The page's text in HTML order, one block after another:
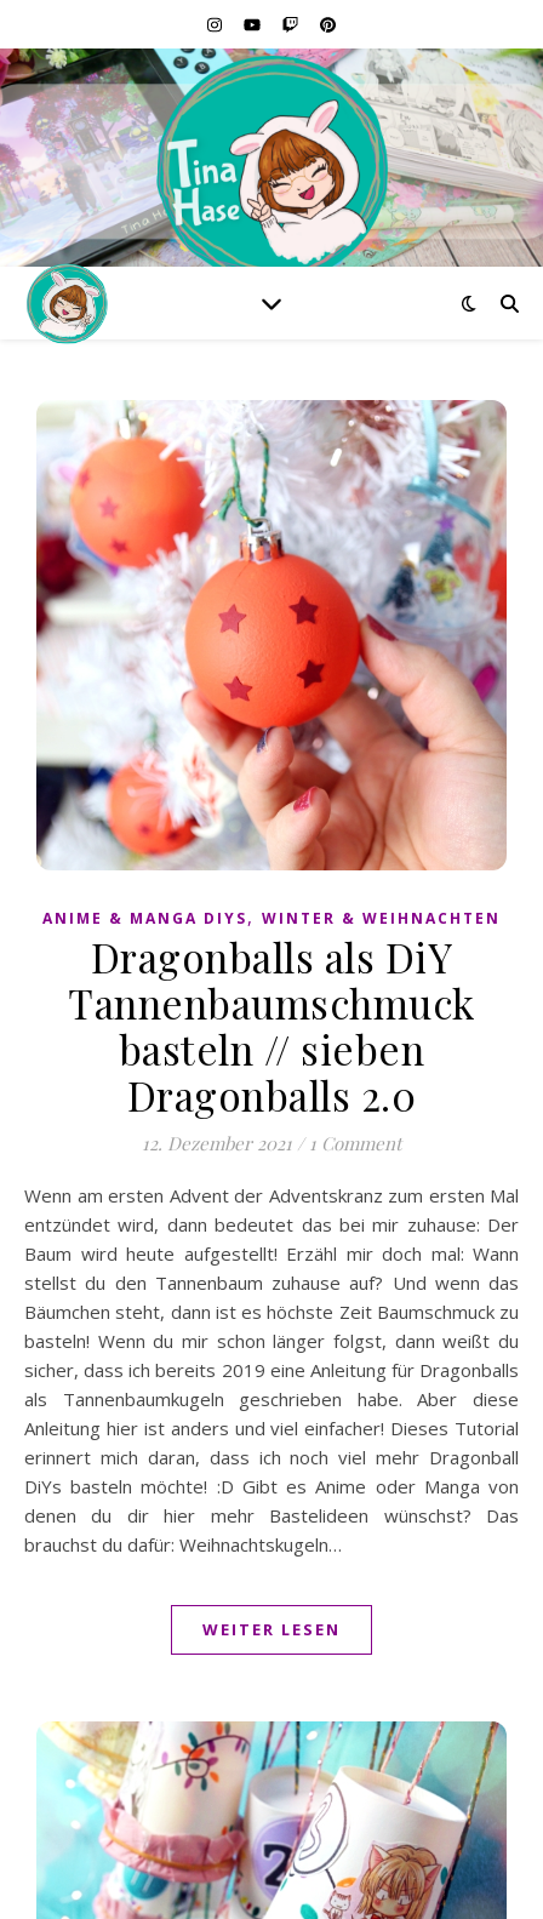
ANIME & MANGA DIYS, WINTER & WEIHNACHTEN
Dragonballs als DiY
Tannenbaumschmuck
basteln // sieben
Dragonballs 2.0
12. Dezember 2021 / 1 Comment
Wenn am ersten Advent der Adventskranz zum ersten Mal
entzündet wird, dann bedeutet das bei mir zuhause: Der
Baum wird heute aufgestellt! Erzähl mir doch mal: Wann
stellst du den Tannenbaum zuhause auf? Und wenn das
Bäumchen steht, dann ist es höchste Zeit Baumschmuck zu
basteln! Wenn du mir schon länger folgst, dann weißt du
sicher, dass ich bereits 2019 eine Anleitung für Dragonballs
als Tannenbaumkugeln geschrieben habe. Aber diese
Anleitung hier ist anders und viel einfacher! Dieses Tutorial
erinnert mich daran, dass ich noch viel mehr Dragonball
DiYs basteln möchte! :D Gibt es Anime oder Manga von
denen du dir hier mehr Bastelideen wünschst? Das
brauchst du dafür: Weihnachtskugeln…
WEITER LESEN